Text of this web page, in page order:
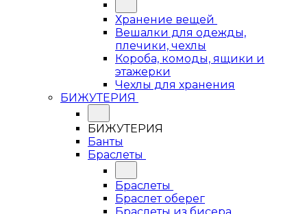
Хранение вещей
Вешалки для одежды,
плечики, чехлы
Короба, комоды, ящики и
этажерки
Чехлы для хранения
БИЖУТЕРИЯ
БИЖУТЕРИЯ
Банты
Браслеты
Браслеты
Браслет оберег